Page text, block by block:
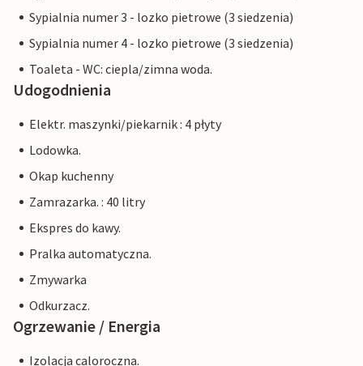
Sypialnia numer 3 - lozko pietrowe (3 siedzenia)
Sypialnia numer 4 - lozko pietrowe (3 siedzenia)
Toaleta - WC: ciepla/zimna woda.
Udogodnienia
Elektr. maszynki/piekarnik : 4 płyty
Lodowka.
Okap kuchenny
Zamrazarka. : 40 litry
Ekspres do kawy.
Pralka automatyczna.
Zmywarka
Odkurzacz.
Ogrzewanie / Energia
Izolacja caloroczna.